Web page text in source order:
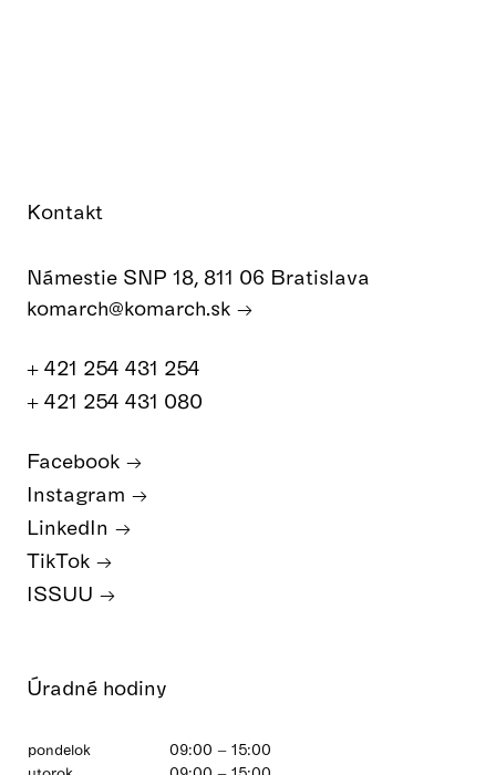
Úradné hodiny
pondelok
09:00 – 15:00
Kontakt
Námestie SNP 18, 811 06 Bratislava
komarch@komarch.sk
+ 421 254 431 254
+ 421 254 431 080
Facebook
Instagram
LinkedIn
TikTok
ISSUU